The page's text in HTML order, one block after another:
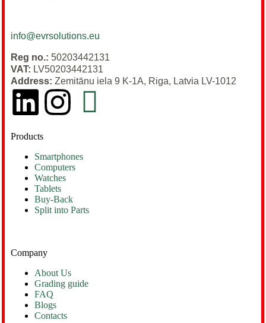
info@evrsolutions.eu
Reg no.: 50203442131
VAT: LV50203442131
Address: Zemitānu iela 9 K-1A, Riga, Latvia LV-1012
Products
Smartphones
Computers
Watches
Tablets
Buy-Back
Split into Parts
Company
About Us
Grading guide
FAQ
Blogs
Contacts